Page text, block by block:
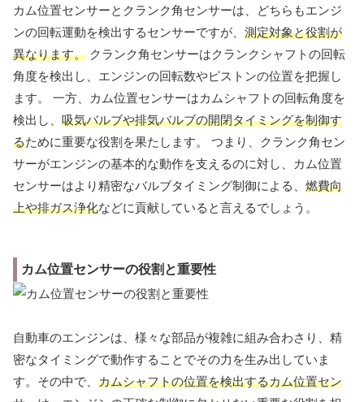
カム位置センサーとクランク角センサーは、どちらもエンジ
ンの回転運動を検出するセンサーですが、 測定対象と役割が
異なります。 クランク角センサーはクランクシャフトの回転
角度を検出し、エンジンの回転数やピストンの位置を把握し
ます。 一方、カム位置センサーはカムシャフトの回転角度を
検出し、 吸気バルブや排気バルブの開閉タイミングを制御す
るために重要な役割を果たします。 つまり、クランク角セン
サーがエンジンの基本的な動作を支えるのに対し、カム位置
センサーはより精密なバルブタイミング制御による、 燃費向
上や排ガス浄化などに貢献していると言えるでしょう。
カム位置センサーの役割と重要性
自動車のエンジンは、様々な部品が複雑に組み合わさり、精
密なタイミングで動作することでその力を生み出していま
す。その中で、 カムシャフトの位置を検出するカム位置セン